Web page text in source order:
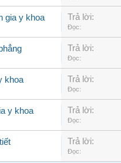
gia y khoa Trả lời:
Đọc:
Trả lời:
Đọc:
khoa Trả lời:
Đọc:
y khoa Trả lời:
Đọc:
Trả lời:
Đọc: